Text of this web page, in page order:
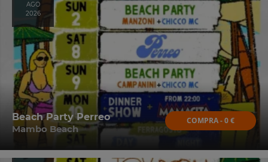
AGO
2026
Beach Party Perreo
Mambo Beach
COMPRA - 0 €